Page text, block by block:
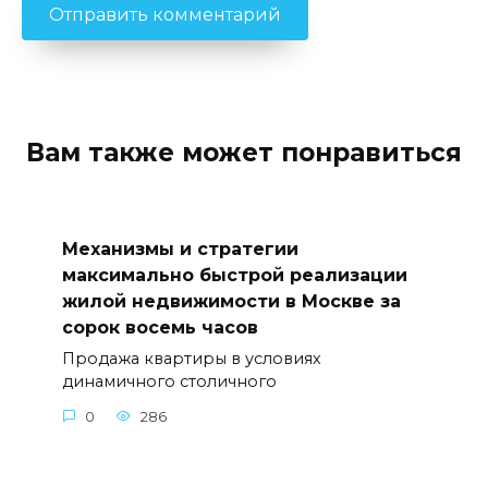
Вам также может понравиться
Механизмы и стратегии
максимально быстрой реализации
жилой недвижимости в Москве за
сорок восемь часов
Продажа квартиры в условиях
динамичного столичного
0 286